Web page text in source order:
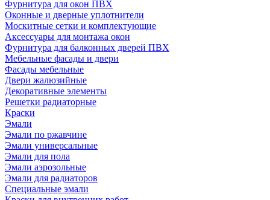
Фурнитура для окон ПВХ
Оконные и дверные уплотнители
Москитные сетки и комплектующие
Аксессуары для монтажа окон
Фурнитура для балконных дверей ПВХ
Мебельные фасады и двери
Фасады мебельные
Двери жалюзийные
Декоративные элементы
Решетки радиаторные
Краски
Эмали
Эмали по ржавчине
Эмали универсальные
Эмали для пола
Эмали аэрозольные
Эмали для радиаторов
Специальные эмали